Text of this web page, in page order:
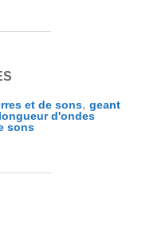
et de sons, geant
longueur d'ondes
sons